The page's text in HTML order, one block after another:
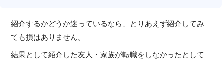
紹介するかどうか迷っているなら、とりあえず紹介してみ
ても損はありません。
結果として紹介した友人・家族が転職をしなかったとして